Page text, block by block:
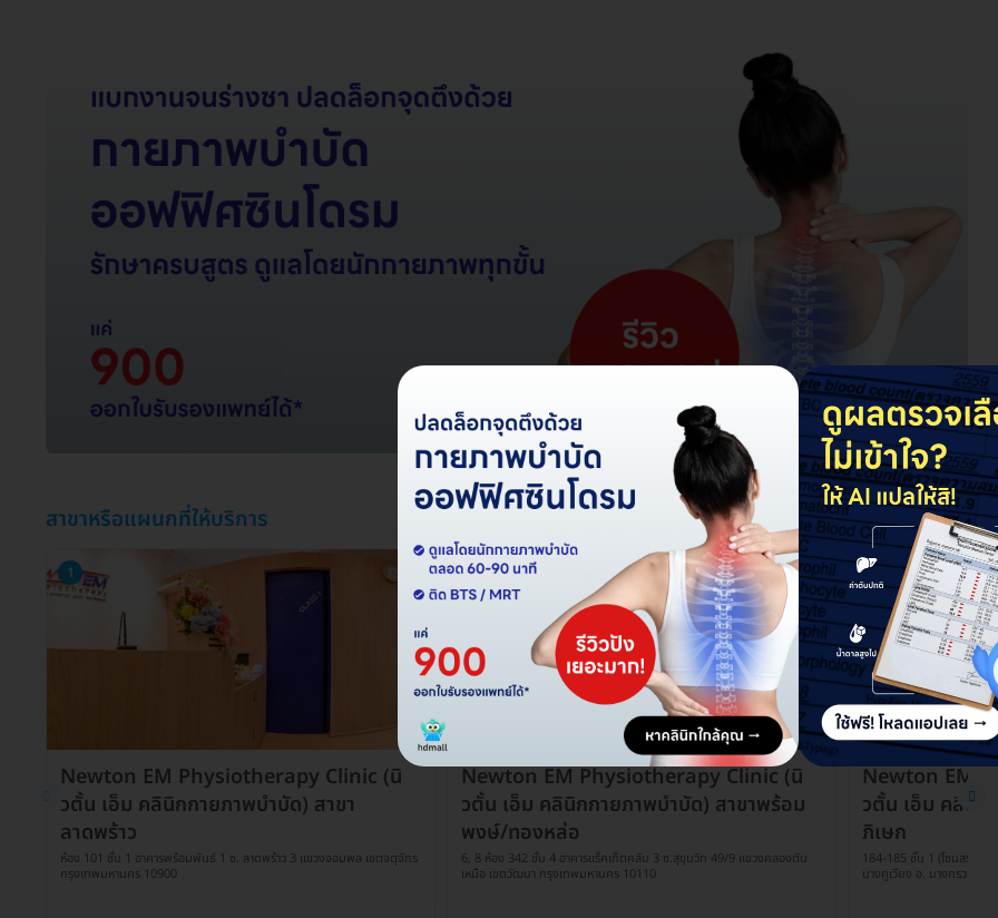
สาขาหรือแผนกที่ให้บริการ
1
Newton EM Physiotherapy Clinic (นิ
วตั้น เอ็ม คลินิกกายภาพบำบัด) สาขา
ลาดพร้าว
ห้อง 101 ชั้น 1 อาคารพร้อมพันธ์ 1 ซ. ลาดพร้าว 3 แขวงจอมพล เขตจตุจักร
กรุงเทพมหานคร 10900
2
Newton EM Physiotherapy Clinic (นิ
วตั้น เอ็ม คลินิกกายภาพบำบัด) สาขาพร้อม
พงษ์/ทองหล่อ
6, 8 ห้อง 342 ชั้น 4 อาคารแร็คเก็ตคลับ 3 ซ.สุขุมวิท 49/9 แขวงคลองตัน
เหนือ เขตวัฒนา กรุงเทพมหานคร 10110
3
Newton EM
วตั้น เอ็ม คลินิก
ภิเษก
184-185 ชั้น 1 (โซนสระว่า
บางคูเวียง อ. บางกรวย จ.